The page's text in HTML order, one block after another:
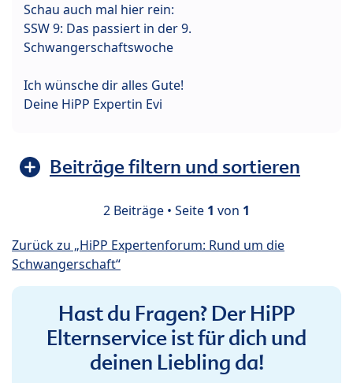
Schau auch mal hier rein:
SSW 9: Das passiert in der 9.
Schwangerschaftswoche
Ich wünsche dir alles Gute!
Deine HiPP Expertin Evi
Beiträge filtern und sortieren
2 Beiträge • Seite 1 von 1
Zurück zu „HiPP Expertenforum: Rund um die
Schwangerschaft“
Hast du Fragen? Der HiPP
Elternservice ist für dich und
deinen Liebling da!